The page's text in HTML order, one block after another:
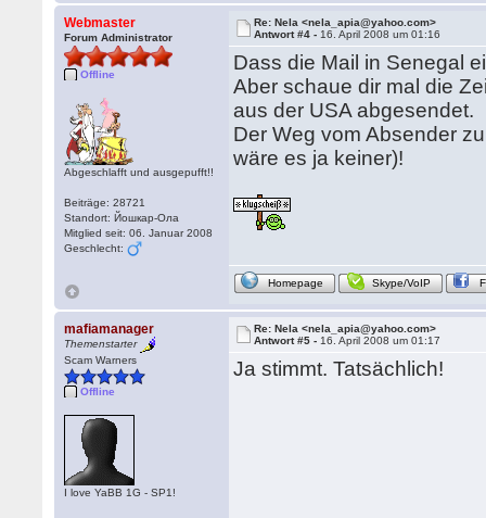
Webmaster
Forum Administrator
Offline
Abgeschlafft und ausgepufft!!
Beiträge: 28721
Standort: Йошкар-Ола
Mitglied seit: 06. Januar 2008
Geschlecht:
Re: Nela <nela_apia@yahoo.com>
Antwort #4 - 16. April 2008 um 01:16
Dass die Mail in Senegal
Aber schaue dir mal die
aus der USA abgesendet.
Der Weg vom Absender
wäre es ja keiner)!
Homepage Skype/VoIP
mafiamanager
Themenstarter
Scam Warners
Offline
I love YaBB 1G - SP1!
Re: Nela <nela_apia@yahoo.com>
Antwort #5 - 16. April 2008 um 01:17
Ja stimmt. Tatsächlich!